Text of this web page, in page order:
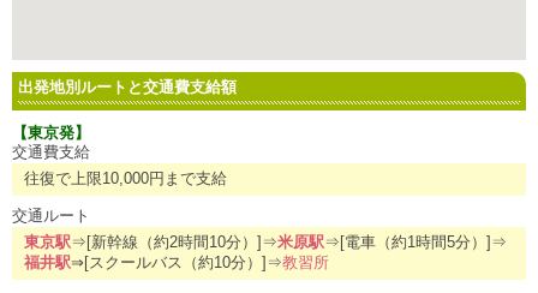
出発地別ルートと交通費支給額
【東京発】
交通費支給
往復で上限10,000円まで支給
交通ルート
東京駅⇒[新幹線（約2時間10分）]⇒米原駅⇒[電車（約1時間5分）]⇒
福井駅⇒[スクールバス（約10分）]⇒教習所